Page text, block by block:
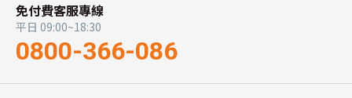
免付費客服專線
平日 09:00~18:30
0800-366-086